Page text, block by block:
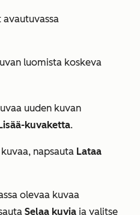
avautuvassa
luomista koskeva
uuden kuvan
kuvaketta.
napsauta Lataa
olevaa kuvaa
Selaa kuvia ja valitse